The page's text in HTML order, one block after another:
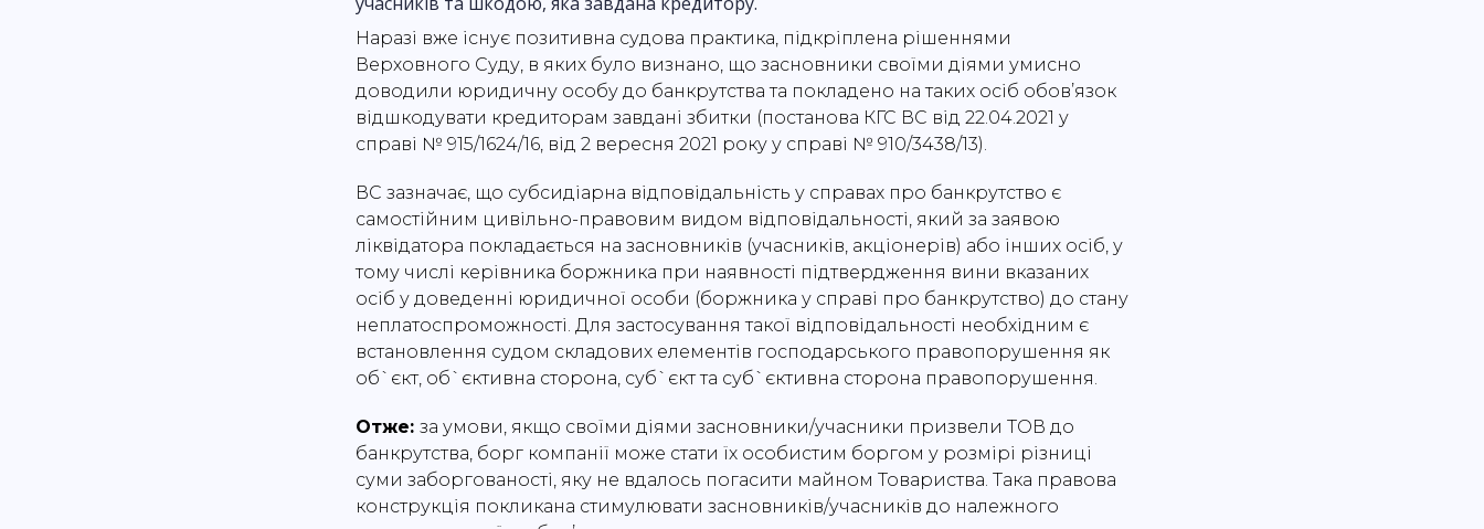
Наразі вже існує позитивна судова практика, підкріплена рішеннями
Верховного Суду, в яких було визнано, що засновники своїми діями умисно
доводили юридичну особу до банкрутства та покладено на таких осіб обов’язок
відшкодувати кредиторам завдані збитки (постанова КГС ВС від 22.04.2021 у
справі № 915/1624/16, від 2 вересня 2021 року у справі № 910/3438/13).
ВС зазначає, що субсидіарна відповідальність у справах про банкрутство є
самостійним цивільно-правовим видом відповідальності, який за заявою
ліквідатора покладається на засновників (учасників, акціонерів) або інших осіб, у
тому числі керівника боржника при наявності підтвердження вини вказаних
осіб у доведенні юридичної особи (боржника у справі про банкрутство) до стану
неплатоспроможності. Для застосування такої відповідальності необхідним є
встановлення судом складових елементів господарського правопорушення як
об`єкт, об`єктивна сторона, суб`єкт та суб`єктивна сторона правопорушення.
Отже: за умови, якщо своїми діями засновники/учасники призвели ТОВ до
банкрутства, борг компанії може стати їх особистим боргом у розмірі різниці
суми заборгованості, яку не вдалось погасити майном Товариства. Така правова
конструкція покликана стимулювати засновників/учасників до належного